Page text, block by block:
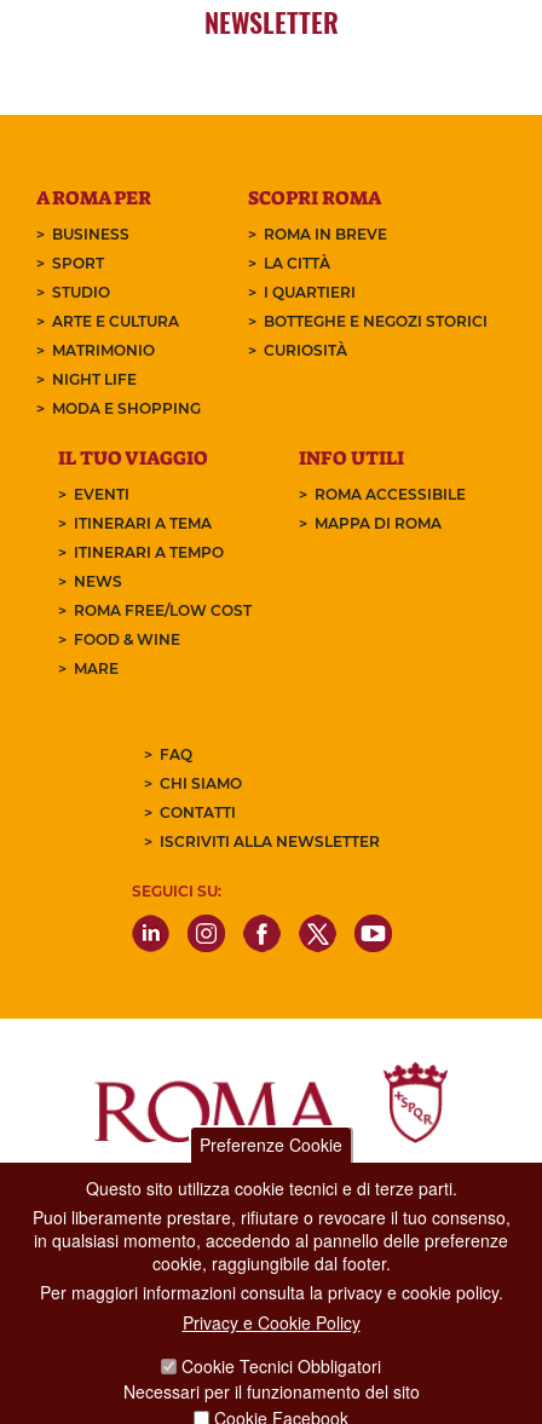
NEWSLETTER
A ROMA PER
BUSINESS
SPORT
STUDIO
ARTE E CULTURA
MATRIMONIO
NIGHT LIFE
MODA E SHOPPING
SCOPRI ROMA
ROMA IN BREVE
LA CITTÀ
I QUARTIERI
BOTTEGHE E NEGOZI STORICI
CURIOSITÀ
IL TUO VIAGGIO
EVENTI
ITINERARI A TEMA
ITINERARI A TEMPO
NEWS
ROMA FREE/LOW COST
FOOD & WINE
MARE
INFO UTILI
ROMA ACCESSIBILE
MAPPA DI ROMA
FAQ
CHI SIAMO
CONTATTI
ISCRIVITI ALLA NEWSLETTER
SEGUICI SU:
Dipartimento Grandi Eventi, Sport, Turismo e Moda.
Via di San Basilio, 51
00187 Roma
CONTACT CENTER TEL. 06 06 08
CONTATTA LA REDAZIONE
Preferenze Cookie
Questo sito utilizza cookie tecnici e di terze parti.
Puoi liberamente prestare, rifiutare o revocare il tuo consenso,
in qualsiasi momento, accedendo al pannello delle preferenze
cookie, raggiungibile dal footer.
Per maggiori informazioni consulta la privacy e cookie policy.
Privacy e Cookie Policy
Cookie Tecnici Obbligatori
Necessari per il funzionamento del sito
Cookie Facebook